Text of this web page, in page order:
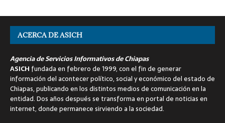
ACERCA DE ASICH
Agencia de Servicios Informativos de Chiapas
ASICH fundada en febrero de 1999, con el fin de generar
información del acontecer político, social y económico del estado de
Chiapas, publicando en los distintos medios de comunicación en la
entidad. Dos años después se transforma en portal de noticias en
internet, donde permanece sirviendo a la sociedad.